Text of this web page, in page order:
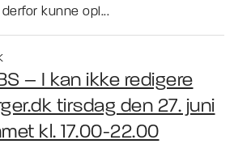
kunne opl...
– I kan ikke redigere
tirsdag den 27. juni
kl. 17.00-22.00